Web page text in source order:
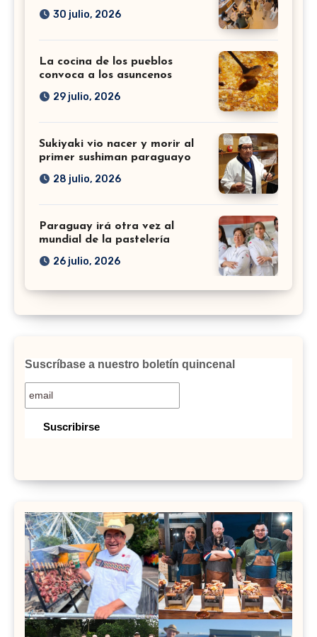
30 julio, 2026
La cocina de los pueblos
convoca a los asuncenos
29 julio, 2026
Sukiyaki vio nacer y morir al
primer sushiman paraguayo
28 julio, 2026
Paraguay irá otra vez al
mundial de la pastelería
26 julio, 2026
Suscríbase a nuestro boletín quincenal